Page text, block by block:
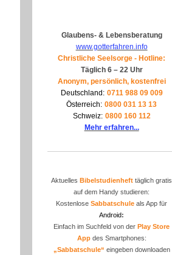
Glaubens- & Lebensberatung
www.gotterfahren.info
Christliche Seelsorge - Hotline:
Täglich 6 – 22 Uhr
Anonym, persönlich, kostenfrei
Deutschland: 0711 988 09 009
Österreich: 0800 031 13 13
Schweiz: 0800 160 112
Mehr erfahren...
Aktuelles Bibelstudienheft täglich gratis
auf dem Handy studieren:
KostenloseSabbatschule als App für
Android:
Einfach im Suchfeld von der P lay Store
Appdes Smartphones:
„Sabbatschule“ eingeben downloaden